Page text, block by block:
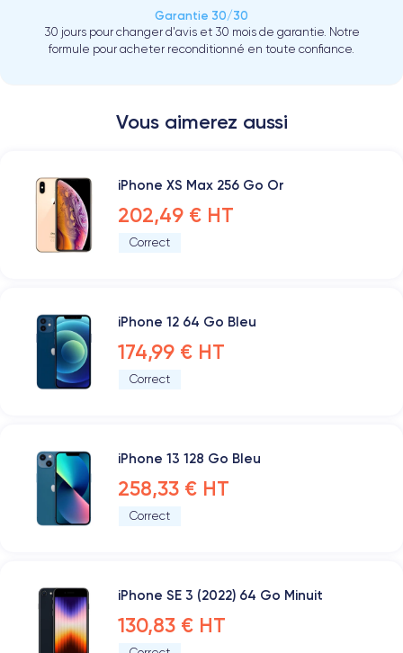
Garantie 30/30
30 jours pour changer d'avis et 30 mois de garantie. Notre
formule pour acheter reconditionné en toute confiance.
Vous aimerez aussi
iPhone XS Max 256 Go Or
202,49 € HT
Correct
iPhone 12 64 Go Bleu
174,99 € HT
Correct
iPhone 13 128 Go Bleu
258,33 € HT
Correct
iPhone SE 3 (2022) 64 Go Minuit
130,83 € HT